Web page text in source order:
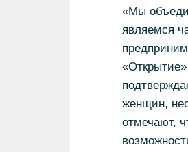
«Мы
являемся
женщин,
отмечают,